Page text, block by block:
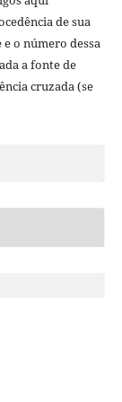
de sua
o número dessa
a fonte de
cruzada (se